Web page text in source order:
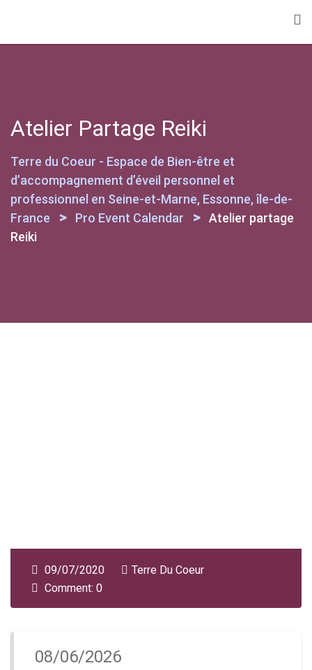
content
Atelier Partage Reiki
Terre du Coeur - Espace de Bien-être et
d’accompagnement d’éveil personnel et
professionnel en Seine-et-Marne, Essonne, île-de-
France
> Pro Event Calendar > Atelier partage
Reiki
09/07/2020
Terre Du Coeur
Comment: 0
08/06/2026